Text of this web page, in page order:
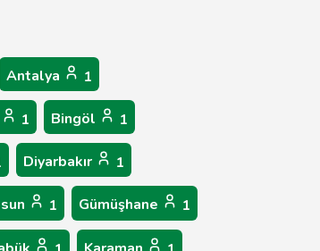
Antalya 1
1 Bingöl 1
Diyarbakır 1
1 Gümüşhane 1